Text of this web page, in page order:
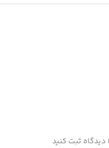
دیدگاه ثبت کنید